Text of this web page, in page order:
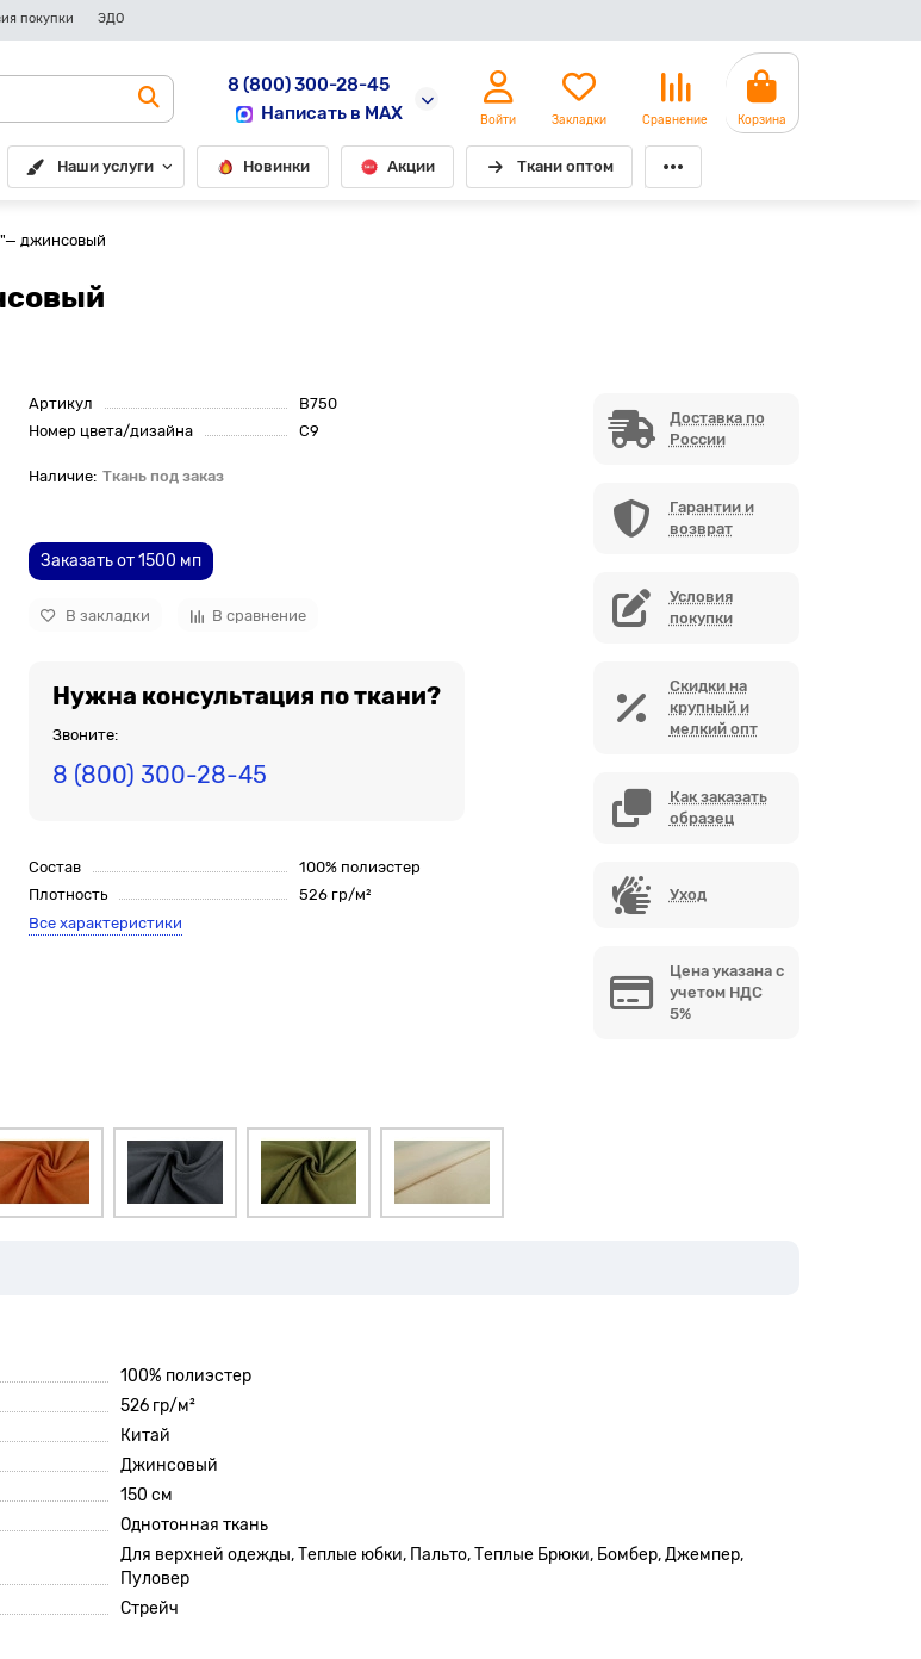
покупки ЭДО
8 (800) 300-28-45
Написать в MAX
Войти Закладки Сравнение Корзина
Наши услуги Новинки Акции Ткани оптом
джинсовый
Артикул
B750
Номер цвета/дизайна
С9
Ткань под заказ
Заказать от 1500 мп
В закладки В сравнение
Нужна консультация по ткани?
Звоните:
8 (800) 300-28-45
Состав
100% полиэстер
Плотность
526 гр/м²
Все характеристики
Доставка по
России
Гарантии и
возврат
Условия
покупки
Скидки на
крупный и
мелкий опт
Как заказать
образец
Уход
Цена указана с
учетом НДС
5%
100% полиэстер
526 гр/м²
Китай
Джинсовый
150 см
Однотонная ткань
Для верхней одежды, Теплые юбки, Пальто, Теплые Брюки, Бомбер, Джемпер,
Пуловер
Стрейч